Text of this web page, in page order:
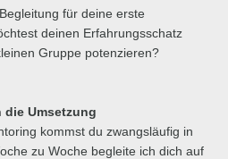
für deine erste
deinen Erfahrungsschatz
Gruppe potenzieren?
die Umsetzung
kommst du zwangsläufig in
zu Woche begleite ich dich auf